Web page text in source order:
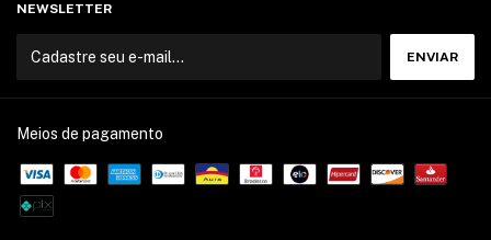
NEWSLETTER
Meios de pagamento